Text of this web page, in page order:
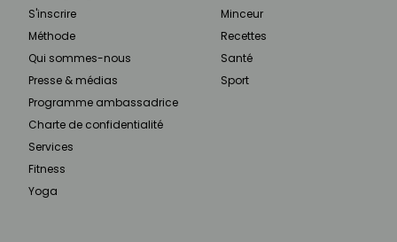
S'inscrire
Méthode
Qui sommes-nous
Presse & médias
Programme ambassadrice
Charte de confidentialité
Services
Fitness
Yoga
Minceur
Recettes
Santé
Sport